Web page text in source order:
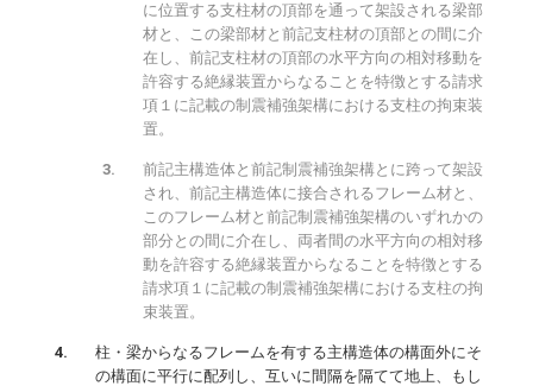
に位置する支柱材の頂部を通って架設される梁部
材と、この梁部材と前記支柱材の頂部との間に介
在し、前記支柱材の頂部の水平方向の相対移動を
許容する絶縁装置からなることを特徴とする請求
項１に記載の制震補強架構における支柱の拘束装
置。
前記主構造体と前記制震補強架構とに跨って架設
され、前記主構造体に接合されるフレーム材と、
このフレーム材と前記制震補強架構のいずれかの
部分との間に介在し、両者間の水平方向の相対移
動を許容する絶縁装置からなることを特徴とする
請求項１に記載の制震補強架構における支柱の拘
束装置。
柱・梁からなるフレームを有する主構造体の構面外にそ
の構面に平行に配列し、互いに間隔を隔てて地上、もし